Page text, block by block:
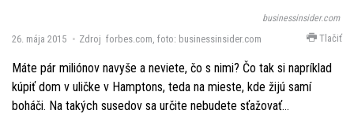
businessinsider.com
26. mája 2015 Zdroj forbes.com, foto: businessinsider.com Tlačiť
Máte pár miliónov navyše a neviete, čo s nimi? Čo tak si napríklad
kúpiť dom v uličke v Hamptons, teda na mieste, kde žijú samí
boháči. Na takých susedov sa určite nebudete sťažovať…